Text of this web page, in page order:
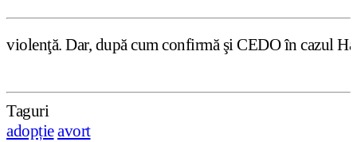
confirmă şi CEDO în cazul Handyside vs. UK
Taguri
adopțieavort